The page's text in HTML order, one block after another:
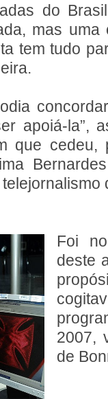
do
mas uma
tem tudo
apoiá-la”,
que cedeu,
Foi
deste
2007,
de